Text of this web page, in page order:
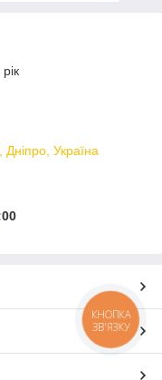
Україна
КНОПКА
ЗВ'ЯЗКУ